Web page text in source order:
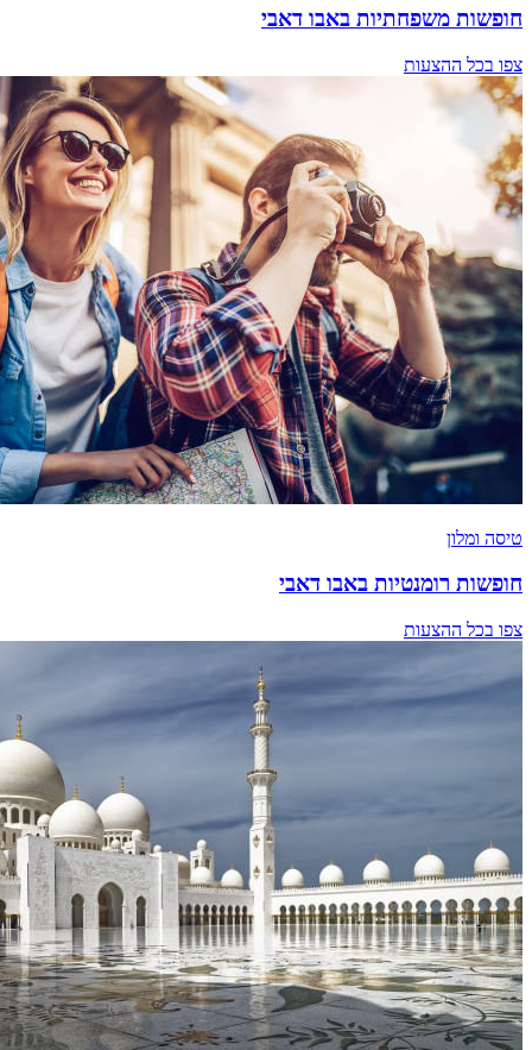
חופשות משפחתיות באבו דאבי
צפו בכל ההצעות
טיסה ומלון
חופשות רומנטיות באבו דאבי
צפו בכל ההצעות